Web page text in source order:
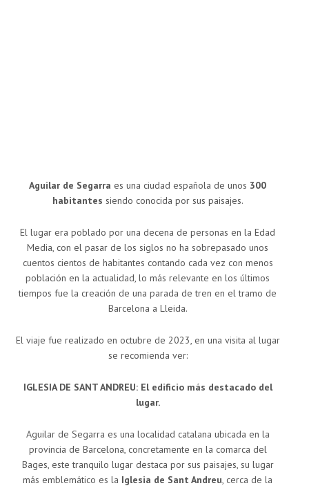
Aguilar de Segarra es una ciudad española de unos 300
habitantes siendo conocida por sus paisajes.
El lugar era poblado por una decena de personas en la Edad
Media, con el pasar de los siglos no ha sobrepasado unos
cuentos cientos de habitantes contando cada vez con menos
población en la actualidad, lo más relevante en los últimos
tiempos fue la creación de una parada de tren en el tramo de
Barcelona a Lleida.
El viaje fue realizado en octubre de 2023, en una visita al lugar
se recomienda ver:
IGLESIA DE SANT ANDREU: El edificio más destacado del
lugar.
Aguilar de Segarra es una localidad catalana ubicada en la
provincia de Barcelona, concretamente en la comarca del
Bages, este tranquilo lugar destaca por sus paisajes, su lugar
más emblemático es la Iglesia de Sant Andreu, cerca de la